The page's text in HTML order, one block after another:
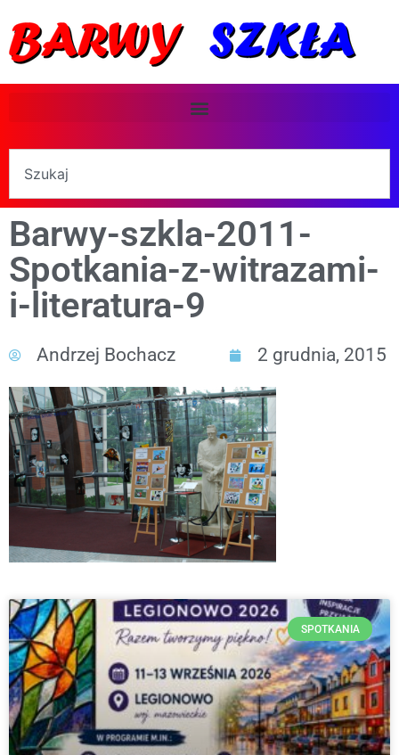
Barwy-szkla-2011-
Spotkania-z-witrazami-
i-literatura-9
Andrzej Bochacz 2 grudnia, 2015
SPOTKANIA